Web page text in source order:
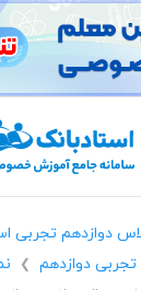
دوازدهم تجربی
دوازدهم
❯